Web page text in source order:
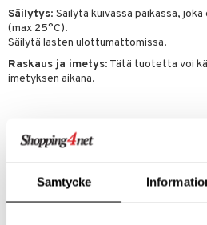
Samtycke
Säilytys: Säilytä kuivassa paikassa,
(max 25°C).
Säilytä lasten ulottumattomissa.
Raskaus ja imetys: Tätä tuotetta voi
imetyksen aikana.
Täyteaine (isomalti),
Ravintosisältö Per 2 purutablettia